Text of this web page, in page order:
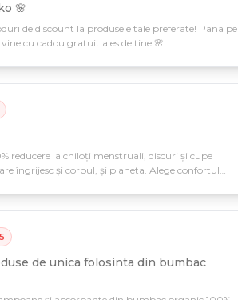
🌸
de discount la produsele tale preferate! Pana pe
cu cadou gratuit ales de tine 🌸
reducere la chiloți menstruali, discuri și cupe
îngrijesc și corpul, și planeta. Alege confortul
de unica folosinta din bumbac